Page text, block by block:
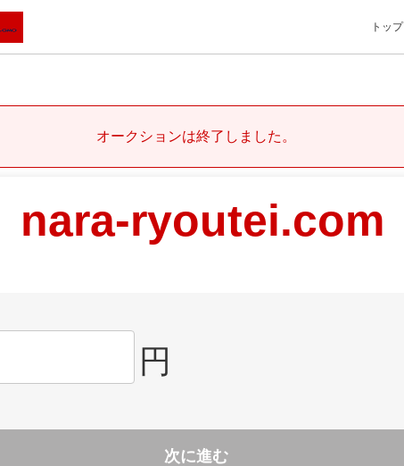
トップ
オークションは終了しました。
nara-ryoutei.com
円
次に進む